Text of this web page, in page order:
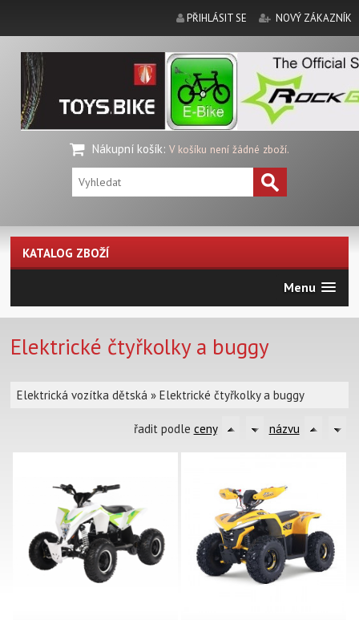
PŘIHLÁSIT SE NOVÝ ZÁKAZNÍK
Nákupní košík: V košíku není žádné zboží.
KATALOG ZBOŽÍ
Menu
Elektrické čtyřkolky a buggy
Elektrická vozítka dětská »Elektrické čtyřkolky a buggy
řadit podle ceny názvu